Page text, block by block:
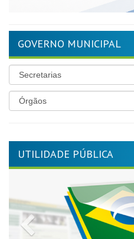
GOVERNO MUNICIPAL
UTILIDADE PÚBLICA
Previous